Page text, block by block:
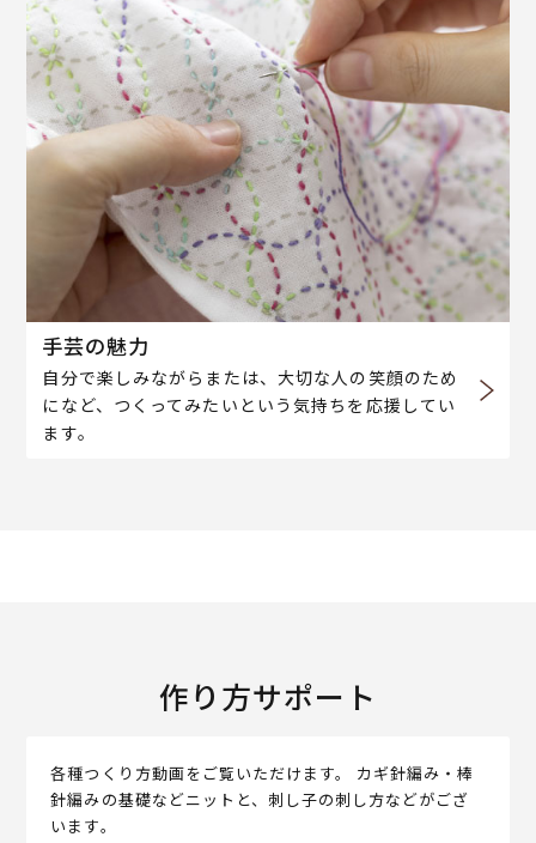
手芸の魅力
自分で楽しみながらまたは、大切な人の笑顔のため
になど、つくってみたいという気持ちを応援してい
ます。
作り方サポート
各種つくり方動画をご覧いただけます。 カギ針編み・棒
針編みの基礎などニットと、刺し子の刺し方などがござ
います。